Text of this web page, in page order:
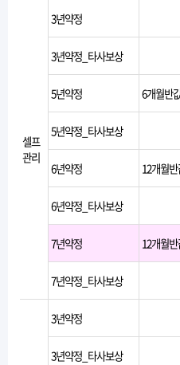
셀프
관리
3년약정
3년약정_타사보상
5년약정 6개월반
5년약정_타사보상
6년약정 12개월
6년약정_타사보상
7년약정 12개월
7년약정_타사보상
3년약정
3년약정_타사보상